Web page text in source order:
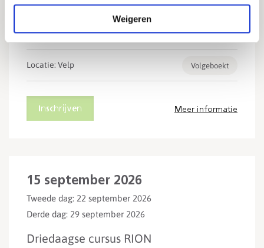
Weigeren
Tweedaagse cursus
Noodverlichtingsdeskundige
Locatie: Velp Volgeboekt
Inschrijven Meer informatie
15 september 2026
Tweede dag: 22 september 2026
Derde dag: 29 september 2026
Driedaagse cursus RION